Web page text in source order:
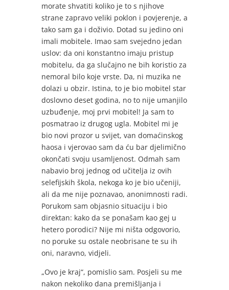
morate shvatiti koliko je to s njihove
strane zapravo veliki poklon i povjerenje, a
tako sam ga i doživio. Dotad su jedino oni
imali mobitele. Imao sam svejedno jedan
uslov: da oni konstantno imaju pristup
mobitelu, da ga slučajno ne bih koristio za
nemoral bilo koje vrste. Da, ni muzika ne
dolazi u obzir. Istina, to je bio mobitel star
doslovno deset godina, no to nije umanjilo
uzbuđenje, moj prvi mobitel! Ja sam to
posmatrao iz drugog ugla. Mobitel mi je
bio novi prozor u svijet, van domaćinskog
haosa i vjerovao sam da ću bar djelimično
okončati svoju usamljenost. Odmah sam
nabavio broj jednog od učitelja iz ovih
selefijskih škola, nekoga ko je bio učeniji,
ali da me nije poznavao, anonimnosti radi.
Porukom sam objasnio situaciju i bio
direktan: kako da se ponašam kao gej u
hetero porodici? Nije mi ništa odgovorio,
no poruke su ostale neobrisane te su ih
oni, naravno, vidjeli.
„Ovo je kraj“, pomislio sam. Posjeli su me
nakon nekoliko dana premišljanja i